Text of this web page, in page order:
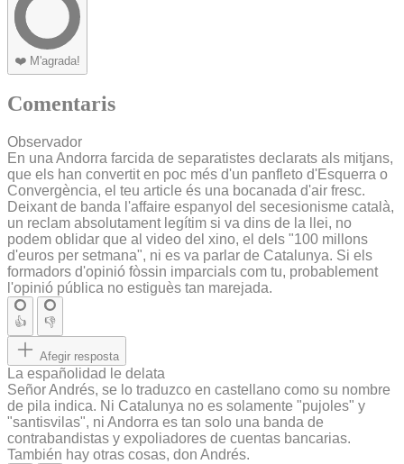
❤️ M'agrada!
Comentaris
Observador
En una Andorra farcida de separatistes declarats als mitjans,
que els han convertit en poc més d'un panfleto d'Esquerra o
Convergència, el teu article és una bocanada d'air fresc.
Deixant de banda l'affaire espanyol del secesionisme català,
un reclam absolutament legítim si va dins de la llei, no
podem oblidar que al video del xino, el dels "100 millons
d'euros per setmana", ni es va parlar de Catalunya. Si els
formadors d'opinió fòssin imparcials com tu, probablement
l'opinió pública no estiguès tan marejada.
👍 👎
Afegir resposta
La españolidad le delata
Señor Andrés, se lo traduzco en castellano como su nombre
de pila indica. Ni Catalunya no es solamente "pujoles" y
"santisvilas", ni Andorra es tan solo una banda de
contrabandistas y expoliadores de cuentas bancarias.
También hay otras cosas, don Andrés.